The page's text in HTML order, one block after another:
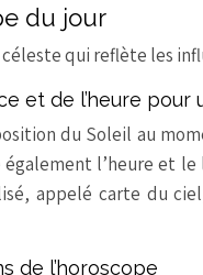
du jour
qui reflète les
et de l’heure
du Soleil au
l’heure et
appelé carte du
de l’horoscope